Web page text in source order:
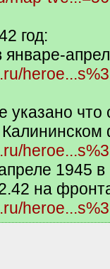
год:
январе-
указано
1945
на